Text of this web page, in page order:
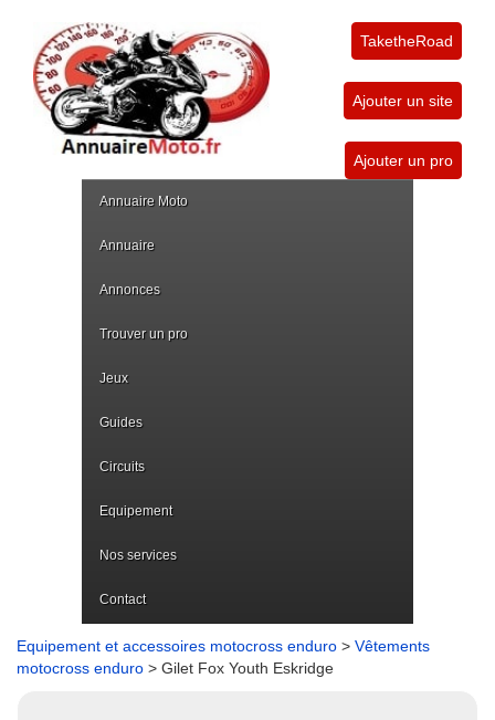
TaketheRoad
Ajouter un site
Ajouter un pro
Annuaire Moto
Annuaire
Annonces
Trouver un pro
Jeux
Guides
Circuits
Equipement
Nos services
Contact
Equipement et accessoires motocross enduro > Vêtements
motocross enduro > Gilet Fox Youth Eskridge